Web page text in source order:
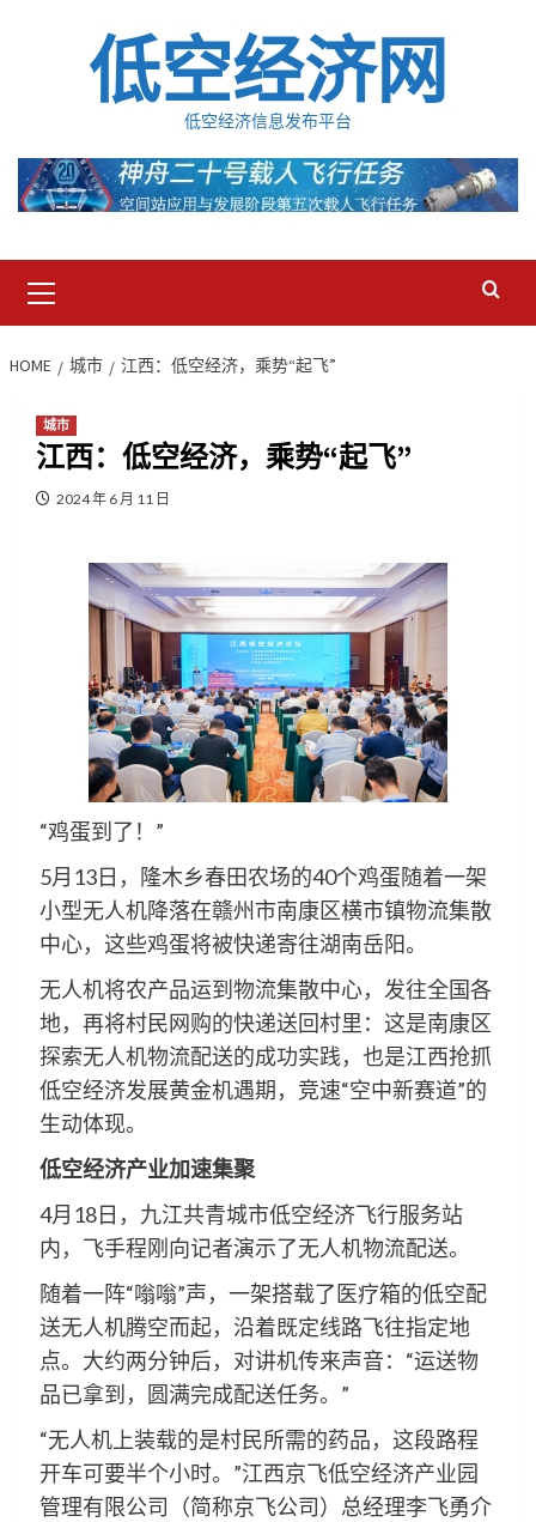
低空经济网
低空经济信息发布平台
Menu
HOME 城市 江西：低空经济，乘势“起飞”
城市
江西：低空经济，乘势“起飞”
2024 年 6 月 11 日
“鸡蛋到了！”
5月13日，隆木乡春田农场的40个鸡蛋随着一架
小型无人机降落在赣州市南康区横市镇物流集散
中心，这些鸡蛋将被快递寄往湖南岳阳。
无人机将农产品运到物流集散中心，发往全国各
地，再将村民网购的快递送回村里：这是南康区
探索无人机物流配送的成功实践，也是江西抢抓
低空经济发展黄金机遇期，竞速“空中新赛道”的
生动体现。
低空经济产业加速集聚
4月18日，九江共青城市低空经济飞行服务站
内，飞手程刚向记者演示了无人机物流配送。
随着一阵“嗡嗡”声，一架搭载了医疗箱的低空配
送无人机腾空而起，沿着既定线路飞往指定地
点。大约两分钟后，对讲机传来声音：“运送物
品已拿到，圆满完成配送任务。”
“无人机上装载的是村民所需的药品，这段路程
开车可要半个小时。”江西京飞低空经济产业园
管理有限公司（简称京飞公司）总经理李飞勇介